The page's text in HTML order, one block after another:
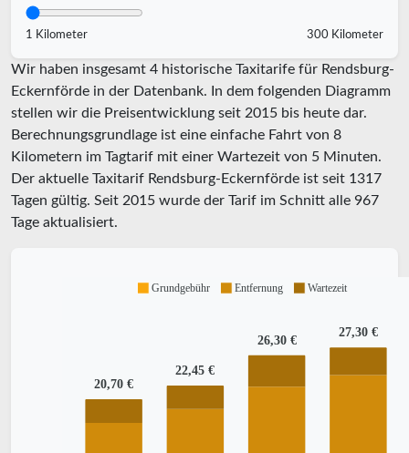
1 Kilometer 300 Kilometer
Wir haben insgesamt 4 historische Taxitarife für Rendsburg-
Eckernförde in der Datenbank. In dem folgenden Diagramm
stellen wir die Preisentwicklung seit 2015 bis heute dar.
Berechnungsgrundlage ist eine einfache Fahrt von 8
Kilometern im Tagtarif mit einer Wartezeit von 5 Minuten.
Der aktuelle Taxitarif Rendsburg-Eckernförde ist seit 1317
Tagen gültig. Seit 2015 wurde der Tarif im Schnitt alle 967
Tage aktualisiert.
20,70 €
22,45 €
26,30 €
27,30 €
Grundgebühr Entfernung Wartezeit